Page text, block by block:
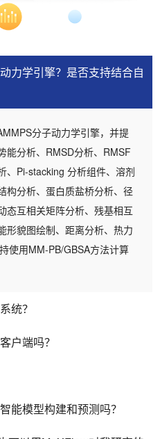
力学引擎？是否支持结合自
分子动力学引擎，并提
能分析、RMSD分析、RMSF
、Pi-stacking 分析组件、溶剂
构分析、蛋白质盐桥分析、径
态互相关矩阵分析、残基相互
形貌图绘制、距离分析、热力
使用MM-PB/GBSA方法计算
统？
户端吗？
能模型构建和预测吗？